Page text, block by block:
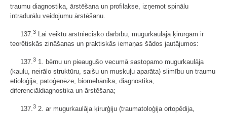
traumu diagnostika, ārstēšana un profilakse, izņemot spinālu
intradurālu veidojumu ārstēšanu.
137. 3
Lai veiktu ārstniecisko darbību, mugurkaulāja ķirurgam ir
teorētiskās zināšanas un praktiskās iemaņas šādos jautājumos:
137.3 1. bērnu un pieaugušo vecumā sastopamo mugurkaulāja
(kaulu, neirālo struktūru, saišu un muskuļu aparāta) slimību un traumu
etioloģija, patoģenēze, biomehānika, diagnostika,
diferenciāldiagnostika un ārstēšana;
137.3 2. ar mugurkaulāja ķirurģiju (traumatoloģija ortopēdija,